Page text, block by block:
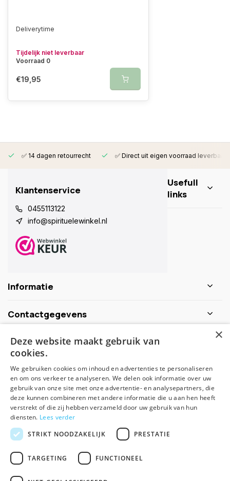
Deliverytime
Tijdelijk niet leverbaar
Voorraad 0
€19,95
✅ 14 dagen retourrecht ✅ Direct uit eigen voorraad leverbaar
Klantenservice
0455113122
info@spirituelewinkel.nl
Usefull
links
Informatie
Contactgegevens
Schijf je nu in voor de nieuwsbrief
Abonneer
×
Deze website maakt gebruik van
cookies.
We gebruiken cookies om inhoud en advertenties te personaliseren
en om ons verkeer te analyseren. We delen ook informatie over uw
gebruik van onze site met onze advertentie- en analysepartners, die
deze kunnen combineren met andere informatie die u aan hen heeft
verstrekt of die zij hebben verzameld door uw gebruik van hun
diensten. Lees verder
STRIKT NOODZAKELIJK
PRESTATIE
TARGETING FUNCTIONEEL